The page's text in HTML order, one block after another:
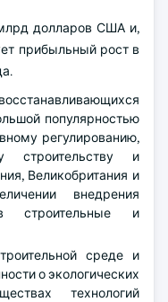
долларов США и,
прибыльный рост в
популярностью
регулированию,
строительству и
Великобритания и
внедрения
строительные и
среде и
о экологических
технологий